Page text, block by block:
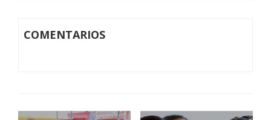
COMENTARIOS